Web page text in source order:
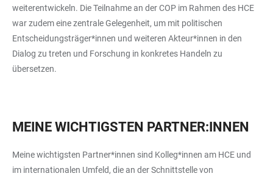
weiterentwickeln. Die Teilnahme an der COP im Rahmen des HCE
war zudem eine zentrale Gelegenheit, um mit politischen
Entscheidungsträger*innen und weiteren Akteur*innen in den
Dialog zu treten und Forschung in konkretes Handeln zu
übersetzen.
MEINE WICHTIGSTEN PARTNER:INNEN
Meine wichtigsten Partner*innen sind Kolleg*innen am HCE und
im internationalen Umfeld, die an der Schnittstelle von